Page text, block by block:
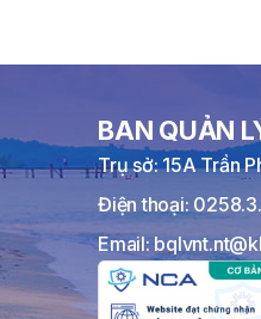
BAN QUẢN
Trụ sở: 15A Trần
Điện thoại:
Email: